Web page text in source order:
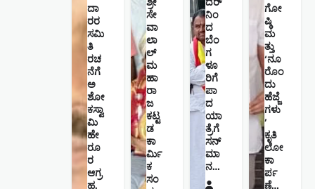
ದಾ
ರರ
ಸಮಿ
ತಿ
ರಚ
ನೆಗೆ
ಅ
ಶೋ
ಕಸ್ವಾ
ಮಿ
ಹೇ
ರೂ
ರ
ಆಗ್ರ
ಹ.
ಸೇ
ವಾ
ಲಾ
ಲ್
ಮ
ಹಾ
ರಾ
ಜ
ಕಟ್ಟ
ಡ
ಕಾ
ರ್ಮಿ
ಕ
ಸಂ
ನಿಂ
ದ
ಬೆಂ
ಗ
ಳೂ
ರಿಗೆ
ಪಾ
ದ
ಯಾ
ತ್ರೆಗೆ
ಸನ್
ಮಾ
ನ…
ಗೋ
ಷ್ಠಿ
ಮ
ತ್ತು
‘ನೂ
ರೊಂ
ದು
ಹೆಜ್ಜೆ
ಗಳು
’
ಕೃತಿ
ಲೋ
ಕಾ
ರ್ಪ
ಣೆ…